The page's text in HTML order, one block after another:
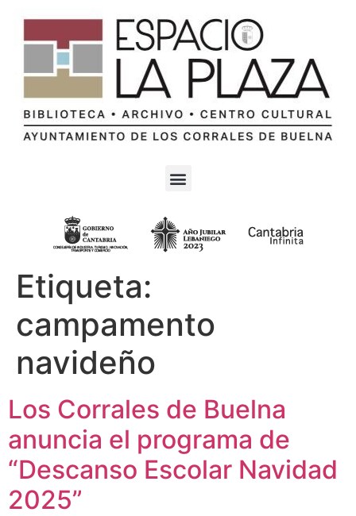
Etiqueta:
campamento
navideño
Los Corrales de Buelna
anuncia el programa de
“Descanso Escolar Navidad
2025”